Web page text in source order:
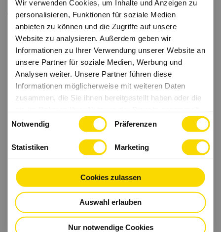
Wir verwenden Cookies, um Inhalte und Anzeigen zu
personalisieren, Funktionen für soziale Medien
anbieten zu können und die Zugriffe auf unsere
Website zu analysieren. Außerdem geben wir
Informationen zu Ihrer Verwendung unserer Website an
unsere Partner für soziale Medien, Werbung und
Analysen weiter. Unsere Partner führen diese
Informationen möglicherweise mit weiteren Daten
zusammen, die Sie ihnen bereitgestellt haben oder die
haben.
Notwendig Präferenzen
Statistiken Marketing
Cookies zulassen
Auswahl erlauben
Nur notwendige Cookies